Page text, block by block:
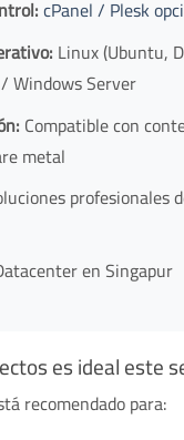
cPanel / Plesk
Linux (Ubuntu,
Windows Server
Compatible con
metal
profesionales
en Singapur
es ideal este
recomendado para: